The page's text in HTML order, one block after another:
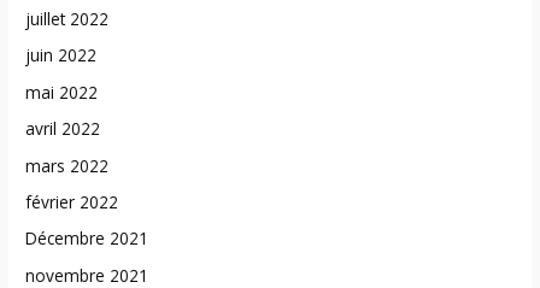
juillet 2022
juin 2022
mai 2022
avril 2022
mars 2022
février 2022
Décembre 2021
novembre 2021